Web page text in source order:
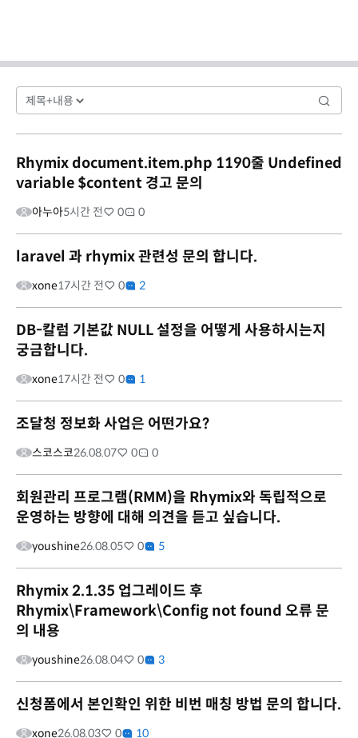
Rhymix document.item.php 1190줄 Undefined
variable $content 경고 문의
아누아5시간 전 0 0
laravel 과 rhymix 관련성 문의 합니다.
xone17시간 전 0 2
DB-칼럼 기본값 NULL 설정을 어떻게 사용하시는지
궁금합니다.
xone17시간 전 0 1
조달청 정보화 사업은 어떤가요?
스코스코26.08.07 0 0
회원관리 프로그램(RMM)을 Rhymix와 독립적으로
운영하는 방향에 대해 의견을 듣고 싶습니다.
youshine26.08.05 0 5
Rhymix 2.1.35 업그레이드 후
Rhymix\Framework\Config not found 오류 문
의 내용
youshine26.08.04 0 3
신청폼에서 본인확인 위한 비번 매칭 방법 문의 합니다.
xone26.08.03 0 10